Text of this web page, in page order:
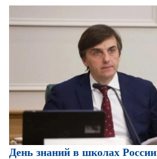
День знаний в школах России